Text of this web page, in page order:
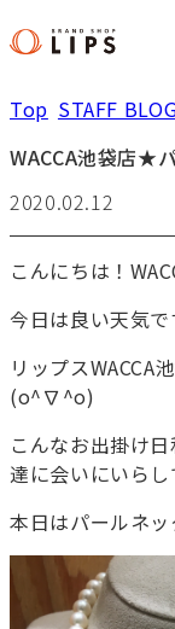
Top STAFF
WACCA池袋店★
2020.02.12
こんにちは！
今日は良い天気で
リップスWACCA
(o^∇^o)
こんなお出掛け
達に会いにいら
本日はパールネッ